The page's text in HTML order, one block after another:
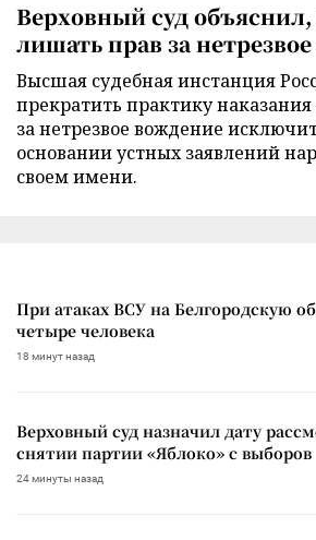
Верховный суд объяснил,
лишать прав за
Высшая судебная инстанция
прекратить практику
за нетрезвое вождение
основании устных заявлений
своем имени.
При атаках ВСУ на Белгородскую
четыре человека
18 минут назад
Верховный суд назначил дату
снятии партии «Яблоко» с выборов
24 минуты назад